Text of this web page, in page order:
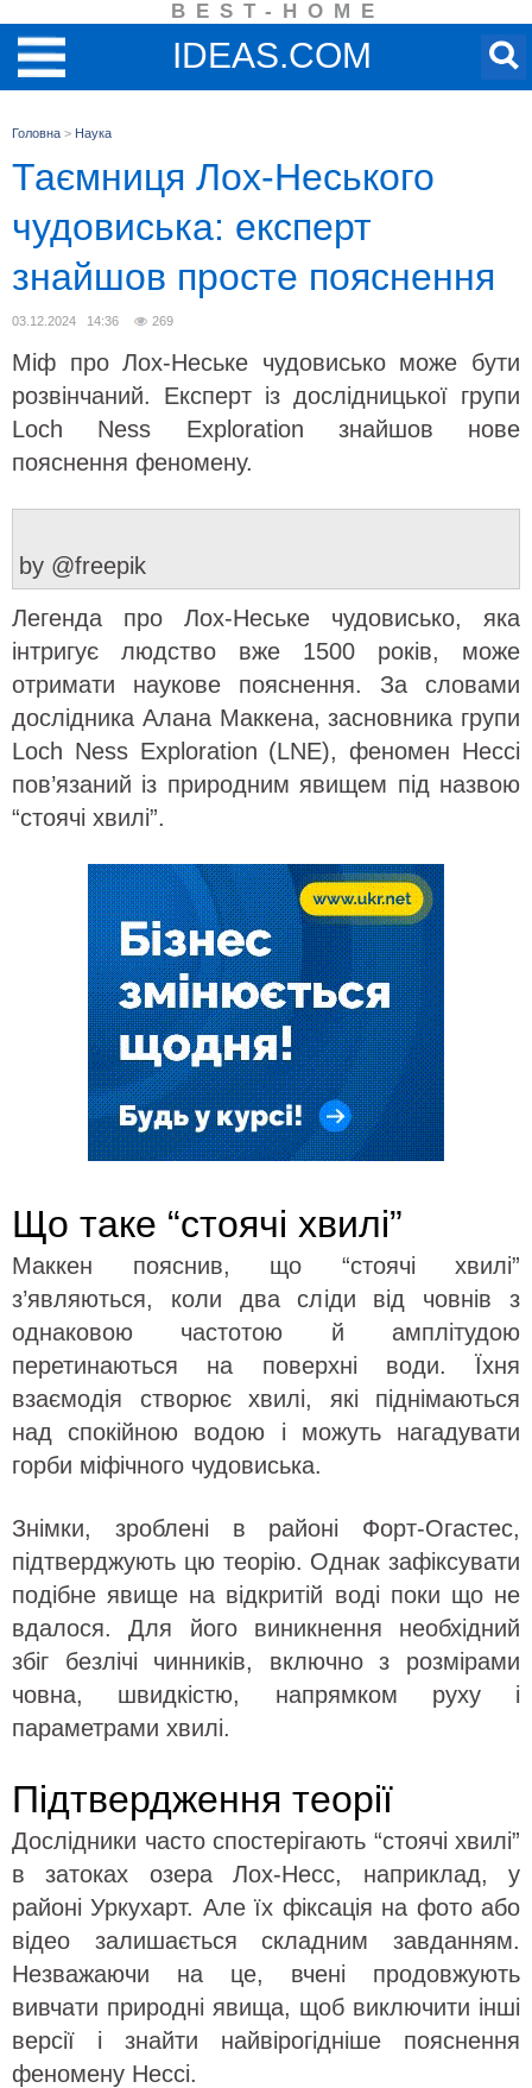
BEST-HOME
IDEAS.COM
Головна > Наука
Таємниця Лох-Неського
чудовиська: експерт
знайшов просте пояснення
03.12.2024 14:36 269
Міф про Лох-Неське чудовисько може бути
розвінчаний. Експерт із дослідницької групи
Loch Ness Exploration знайшов нове
пояснення феномену.
by @freepik
Легенда про Лох-Неське чудовисько, яка
інтригує людство вже 1500 років, може
отримати наукове пояснення. За словами
дослідника Алана Маккена, засновника групи
Loch Ness Exploration (LNE), феномен Нессі
пов’язаний із природним явищем під назвою
“стоячі хвилі”.
Що таке “стоячі хвилі”
Маккен пояснив, що “стоячі хвилі”
з’являються, коли два сліди від човнів з
однаковою частотою й амплітудою
перетинаються на поверхні води. Їхня
взаємодія створює хвилі, які піднімаються
над спокійною водою і можуть нагадувати
горби міфічного чудовиська.
Знімки, зроблені в районі Форт-Огастес,
підтверджують цю теорію. Однак зафіксувати
подібне явище на відкритій воді поки що не
вдалося. Для його виникнення необхідний
збіг безлічі чинників, включно з розмірами
човна, швидкістю, напрямком руху і
параметрами хвилі.
Підтвердження теорії
Дослідники часто спостерігають “стоячі хвилі”
в затоках озера Лох-Несс, наприклад, у
районі Уркухарт. Але їх фіксація на фото або
відео залишається складним завданням.
Незважаючи на це, вчені продовжують
вивчати природні явища, щоб виключити інші
версії і знайти найвірогідніше пояснення
феномену Нессі.